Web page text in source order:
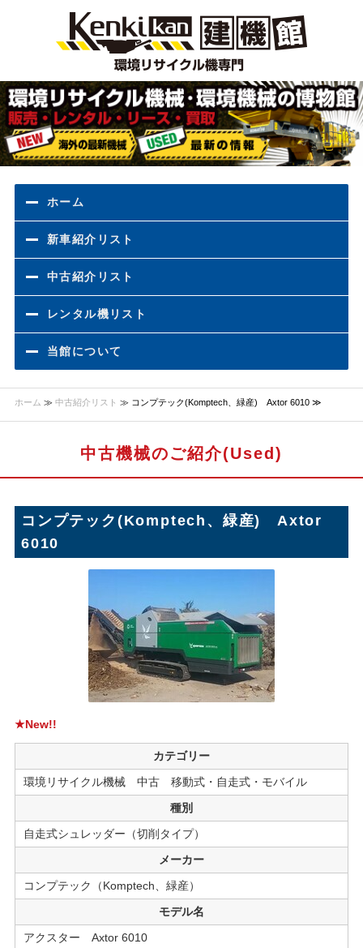
ホーム
新車紹介リスト
中古紹介リスト
レンタル機リスト
当館について
ホーム ≫ 中古紹介リスト ≫ コンプテック(Komptech、緑産) Axtor 6010 ≫
中古機械のご紹介(Used)
コンプテック(Komptech、緑産) Axtor
6010
★New!!
カテゴリー
環境リサイクル機械 中古 移動式・自走式・モバイル
種別
自走式シュレッダー（切削タイプ）
メーカー
コンプテック（Komptech、緑産）
モデル名
アクスター Axtor 6010